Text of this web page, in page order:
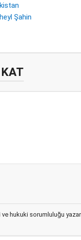
Şahin
ve hukuki sorumluluğu